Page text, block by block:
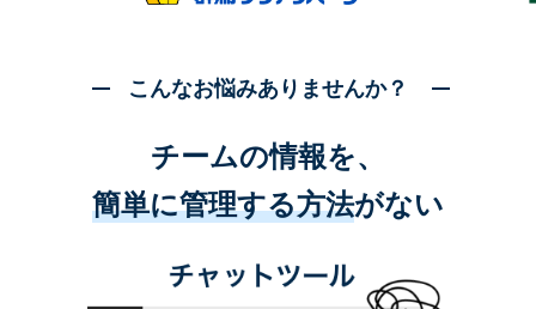
こんなお悩みありませんか？
チームの情報を、
簡単に管理する方法がない